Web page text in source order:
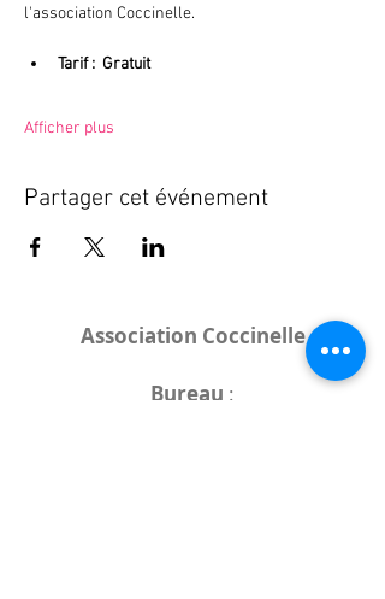
l'association Coccinelle.
Tarif :  Gratuit
Afficher plus
Partager cet événement
Association Coccinelle
Bureau :